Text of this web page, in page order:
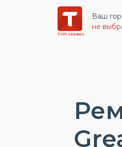
ТОП сервис
Ваш
не